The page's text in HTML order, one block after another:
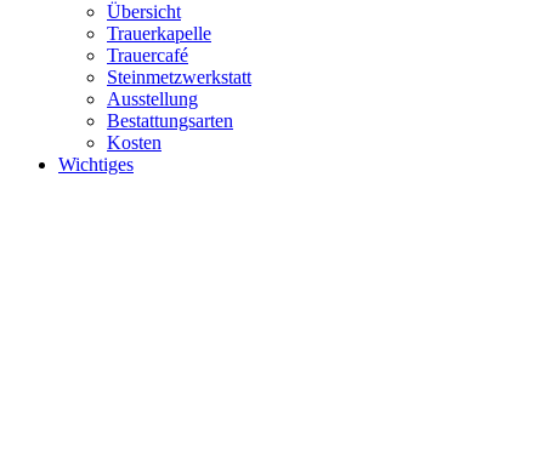
Übersicht
Trauerkapelle
Trauercafé
Steinmetzwerkstatt
Ausstellung
Bestattungsarten
Kosten
Wichtiges